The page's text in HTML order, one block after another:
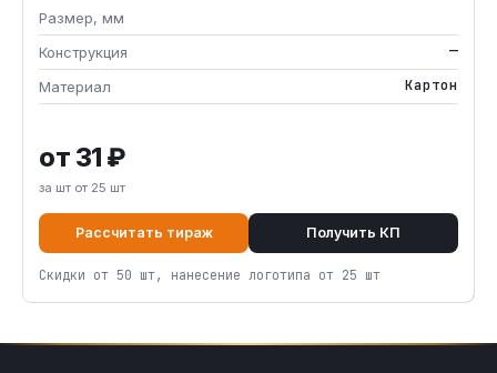
Размер, мм
Конструкция
—
Материал Картон
от 31 ₽
за шт от 25 шт
Рассчитать тираж Получить КП
Скидки от 50 шт, нанесение логотипа от 25 шт